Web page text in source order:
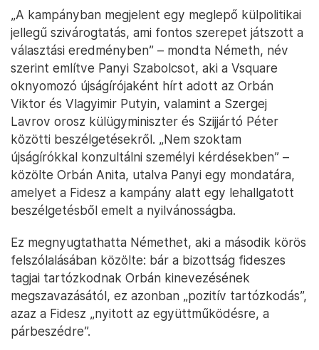
„A kampányban megjelent egy meglepő külpolitikai
jellegű szivárogtatás, ami fontos szerepet játszott a
választási eredményben” – mondta Németh, név
szerint említve Panyi Szabolcsot, aki a Vsquare
oknyomozó újságírójaként hírt adott az Orbán
Viktor és Vlagyimir Putyin, valamint a Szergej
Lavrov orosz külügyminiszter és Szijjártó Péter
közötti beszélgetésekről. „Nem szoktam
újságírókkal konzultálni személyi kérdésekben” –
közölte Orbán Anita, utalva Panyi egy mondatára,
amelyet a Fidesz a kampány alatt egy lehallgatott
beszélgetésből emelt a nyilvánosságba.
Ez megnyugtathatta Némethet, aki a második körös
felszólalásában közölte: bár a bizottság fideszes
tagjai tartózkodnak Orbán kinevezésének
megszavazásától, ez azonban „pozitív tartózkodás”,
azaz a Fidesz „nyitott az együttműködésre, a
párbeszédre”.